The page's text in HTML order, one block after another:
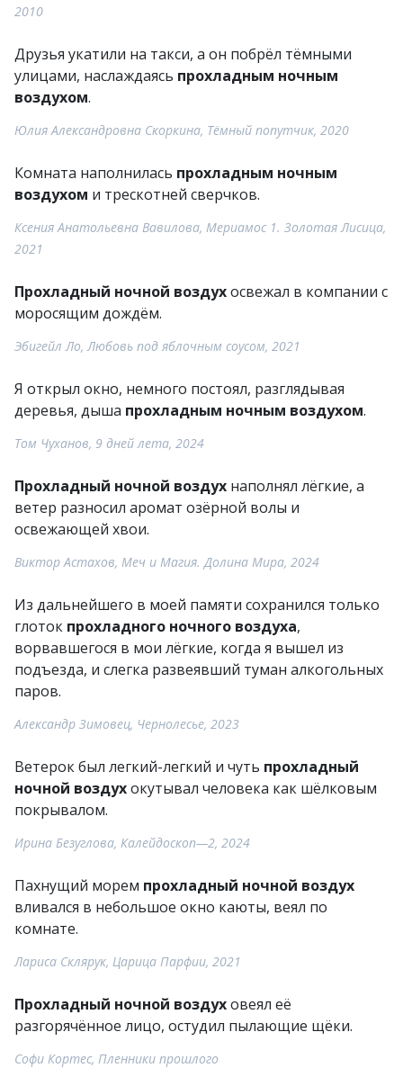
2010
Друзья укатили на такси, а он побрёл тёмными
улицами, наслаждаясь прохладным ночным
воздухом.
Юлия Александровна Скоркина, Тёмный попутчик, 2020
Комната наполнилась прохладным ночным
воздухом и трескотней сверчков.
Ксения Анатольевна Вавилова, Мериамос 1. Золотая Лисица,
2021
Прохладный ночной воздухосвежал в компании с
моросящим дождём.
Эбигейл Ло, Любовь под яблочным соусом, 2021
Я открыл окно, немного постоял, разглядывая
деревья, дыша прохладным ночным воздухом.
Том Чуханов, 9 дней лета, 2024
Прохладный ночной воздух наполнял лёгкие, а
ветер разносил аромат озёрной волы и
освежающей хвои.
Виктор Астахов, Меч и Магия. Долина Мира, 2024
Из дальнейшего в моей памяти сохранился только
глоток прохладного ночного воздуха,
ворвавшегося в мои лёгкие, когда я вышел из
подъезда, и слегка развеявший туман алкогольных
паров.
Александр Зимовец, Чернолесье, 2023
Ветерок был легкий-легкий и чуть прохладный
ночной воздухокутывал человека как шёлковым
покрывалом.
Ирина Безуглова, Калейдоскоп—2, 2024
Пахнущий морем прохладный ночной воздух
вливался в небольшое окно каюты, веял по
комнате.
Лариса Склярук, Царица Парфии, 2021
Прохладный ночной воздуховеял её
разгорячённое лицо, остудил пылающие щёки.
Софи Кортес, Пленники прошлого